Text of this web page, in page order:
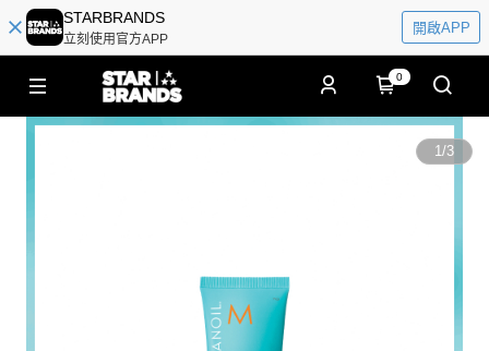
STARBRANDS
立刻使用官方APP
開啟APP
0
1/3